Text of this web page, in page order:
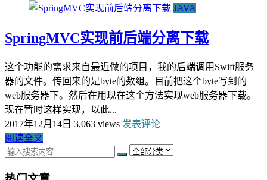
JAVA
SpringMVC实现前后端分离下载
这个功能的需求来自最近做的项目，我的后端调用Swift服务
器的文件。传回来的是byte的数组。目前把这个byte写到的
web服务器下。然后在用现在这个方法实现web服务器下载。
现在暂时这样实现，以此...
2017年12月14日 3,063 views 发表评论
阅读全文